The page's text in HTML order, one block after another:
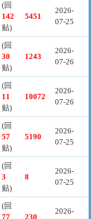
(回
142
贴)
5451
2026-
07-25
(回
30
贴)
1243
2026-
07-26
(回
11
贴)
10072
2026-
07-26
(回
57
贴)
5190
2026-
07-25
(回
3
贴)
8
2026-
07-25
(回
77
230
2026-